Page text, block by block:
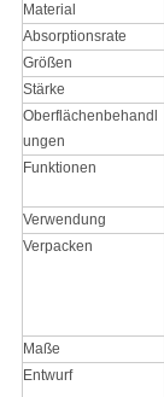
Material
Absorptionsrate
Größen
Stärke
Oberflächenbehandl
ungen
Funktionen
Verwendung
Verpacken
Maße
Entwurf